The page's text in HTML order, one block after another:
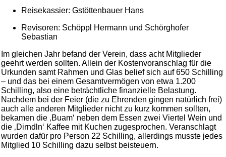
Reisekassier: Gstöttenbauer Hans
Revisoren: Schöppl Hermann und Schörghofer
Sebastian
Im gleichen Jahr befand der Verein, dass acht Mitglieder
geehrt werden sollten. Allein der Kostenvoranschlag für die
Urkunden samt Rahmen und Glas belief sich auf 650 Schilling
– und das bei einem Gesamtvermögen von etwa 1.200
Schilling, also eine beträchtliche finanzielle Belastung.
Nachdem bei der Feier (die zu Ehrenden gingen natürlich frei)
auch alle anderen Mitglieder nicht zu kurz kommen sollten,
bekamen die ‚Buam‘ neben dem Essen zwei Viertel Wein und
die ‚Dirndln‘ Kaffee mit Kuchen zugesprochen. Veranschlagt
wurden dafür pro Person 22 Schilling, allerdings musste jedes
Mitglied 10 Schilling dazu selbst beisteuern.